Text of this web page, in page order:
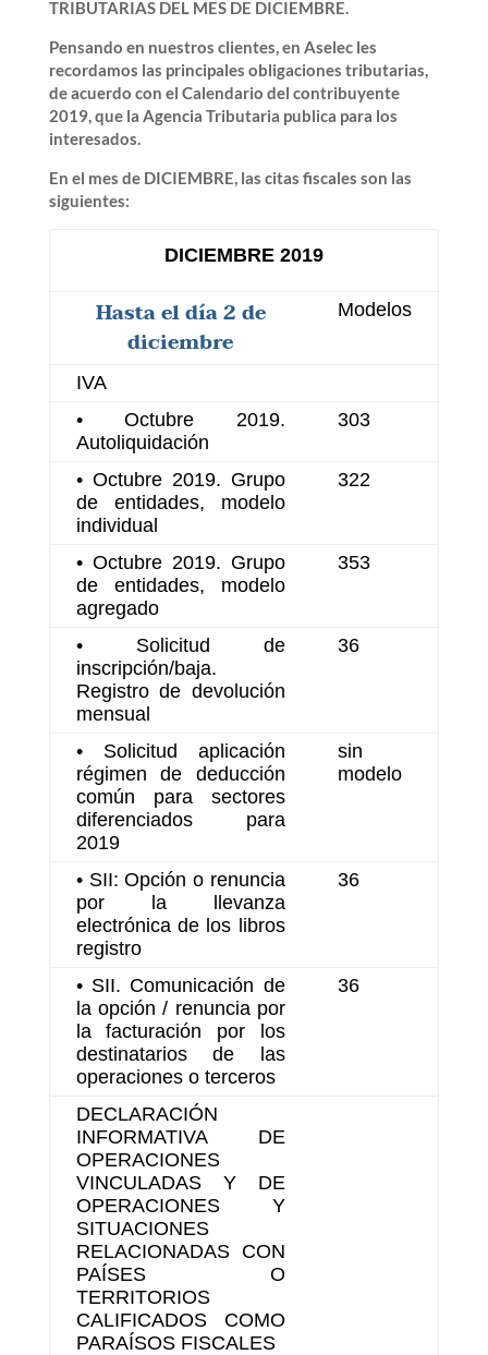
TRIBUTARIAS DEL MES DE DICIEMBRE.
Pensando en nuestros clientes, en Aselec les
recordamos las principales obligaciones tributarias,
de acuerdo con el Calendario del contribuyente
2019, que la Agencia Tributaria publica para los
interesados.
En el mes de DICIEMBRE, las citas fiscales son las
siguientes:
DICIEMBRE 2019
Hasta el día 2 de
diciembre
Modelos
IVA
• Octubre 2019.
Autoliquidación
303
• Octubre 2019. Grupo
de entidades, modelo
individual
322
• Octubre 2019. Grupo
de entidades, modelo
agregado
353
• Solicitud de
inscripción/baja.
Registro de devolución
mensual
36
• Solicitud aplicación
régimen de deducción
común para sectores
diferenciados para
2019
sin
modelo
• SII: Opción o renuncia
por la llevanza
electrónica de los libros
registro
36
• SII. Comunicación de
la opción / renuncia por
la facturación por los
destinatarios de las
operaciones o terceros
36
DECLARACIÓN
INFORMATIVA DE
OPERACIONES
VINCULADAS Y DE
OPERACIONES Y
SITUACIONES
RELACIONADAS CON
PAÍSES O
TERRITORIOS
CALIFICADOS COMO
PARAÍSOS FISCALES